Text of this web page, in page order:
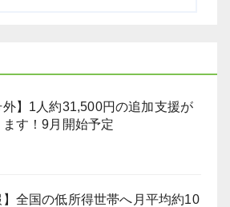
外】1人約31,500円の追加支援が
す！9月開始予定
】全国の低所得世帯へ月平均約10